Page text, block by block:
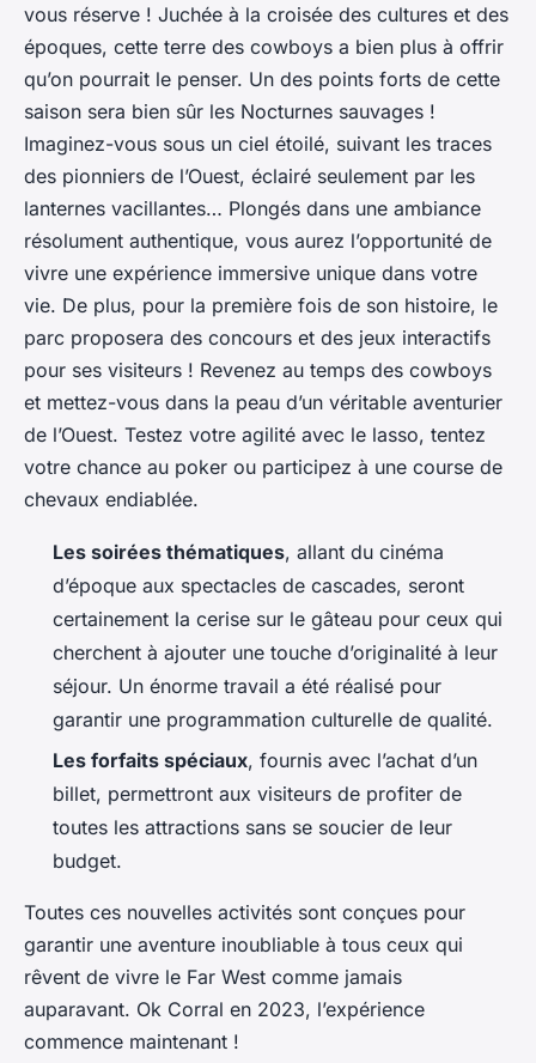
vous réserve ! Juchée à la croisée des cultures et des
époques, cette terre des cowboys a bien plus à offrir
qu’on pourrait le penser. Un des points forts de cette
saison sera bien sûr les Nocturnes sauvages !
Imaginez-vous sous un ciel étoilé, suivant les traces
des pionniers de l’Ouest, éclairé seulement par les
lanternes vacillantes… Plongés dans une ambiance
résolument authentique, vous aurez l’opportunité de
vivre une expérience immersive unique dans votre
vie. De plus, pour la première fois de son histoire, le
parc proposera des concours et des jeux interactifs
pour ses visiteurs ! Revenez au temps des cowboys
et mettez-vous dans la peau d’un véritable aventurier
de l’Ouest. Testez votre agilité avec le lasso, tentez
votre chance au poker ou participez à une course de
chevaux endiablée.
Les soirées thématiques, allant du cinéma
d’époque aux spectacles de cascades, seront
certainement la cerise sur le gâteau pour ceux qui
cherchent à ajouter une touche d’originalité à leur
séjour. Un énorme travail a été réalisé pour
garantir une programmation culturelle de qualité.
Les forfaits spéciaux, fournis avec l’achat d’un
billet, permettront aux visiteurs de profiter de
toutes les attractions sans se soucier de leur
budget.
Toutes ces nouvelles activités sont conçues pour
garantir une aventure inoubliable à tous ceux qui
rêvent de vivre le Far West comme jamais
auparavant. Ok Corral en 2023, l’expérience
commence maintenant !